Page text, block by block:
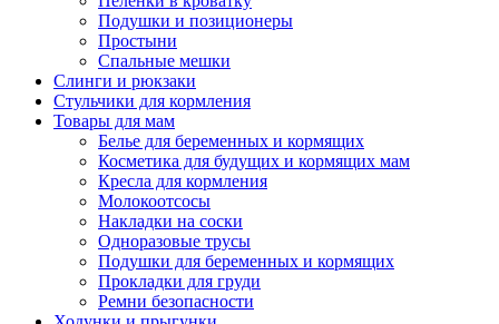
Подушки и позиционеры
Простыни
Спальные мешки
Слинги и рюкзаки
Стульчики для кормления
Товары для мам
Белье для беременных и кормящих
Косметика для будущих и кормящих мам
Кресла для кормления
Молокоотсосы
Накладки на соски
Одноразовые трусы
Подушки для беременных и кормящих
Прокладки для груди
Ремни безопасности